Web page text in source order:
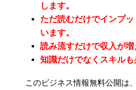
します。
ただ読むだけでインプッ
います。
読み流すだけで収入が増
知識だけでなくスキルも
このビジネス情報無料公開は